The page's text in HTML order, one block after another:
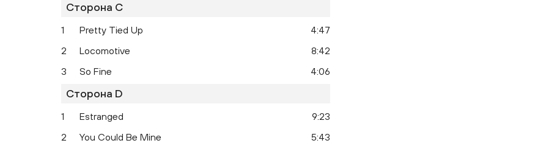
Сторона C
1 Pretty Tied Up
4:47
2
Locomotive
8:42
3
So Fine 4:06
Сторона D
1 Estranged
9:23
2
You Could Be Mine
5:43